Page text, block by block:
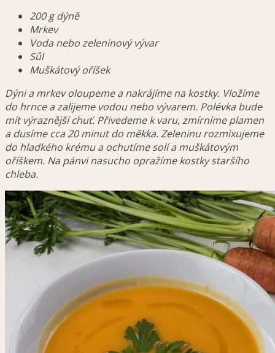
200 g dýně
Mrkev
Voda nebo zeleninový vývar
Sůl
Muškátový oříšek
Dýni a mrkev oloupeme a nakrájíme na kostky. Vložíme
do hrnce a zalijeme vodou nebo vývarem. Polévka bude
mít výraznější chuť. Přivedeme k varu, zmírníme plamen
a dusíme cca 20 minut do měkka. Zeleninu rozmixujeme
do hladkého krému a ochutíme solí a muškátovým
oříškem. Na pánvi nasucho opražíme kostky staršího
chleba.